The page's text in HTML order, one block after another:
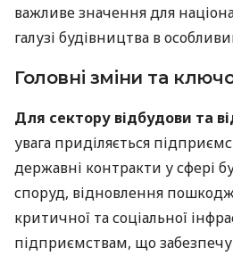
важливе значення для
галузі будівництва в
Головні зміни та
Для сектору відбудови та
увага приділяється
державні контракти у сфері
споруд, відновлення
критичної та соціальної
підприємствам, що